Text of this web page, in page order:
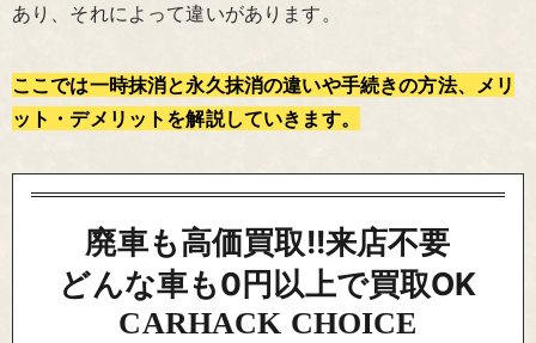
あり、それによって違いがあります。
ここでは一時抹消と永久抹消の違いや手続きの方法、メリ
ット・デメリットを解説していきます。
廃車も高価買取!!来店不要
どんな車も0円以上で買取OK
CARHACK CHOICE